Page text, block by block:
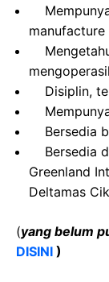
manufacture
Disiplin,
Bersedia
Bersedia
Greenland
Deltamas
(yang belum
DISINI )